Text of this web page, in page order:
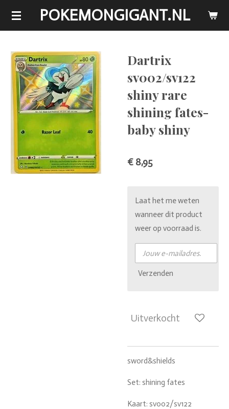
Ga
de
hoofdinhoud
POKEMONGIGANT.NL
Dartrix
sv002/sv122
shiny rare
shining fates-
baby shiny
€ 8,95
Laat het me weten
wanneer dit product
weer op voorraad is.
Verzenden
Uitverkocht
sword&shields
Set: shining fates
Kaart: sv002/sv122